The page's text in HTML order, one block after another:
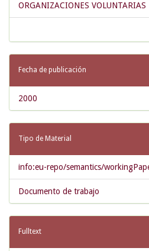
ORGANIZACIONES VOLUNTARIAS
Fecha de publicación
2000
Tipo de Material
info:eu-repo/semantics/
Documento de trabajo
Fulltext